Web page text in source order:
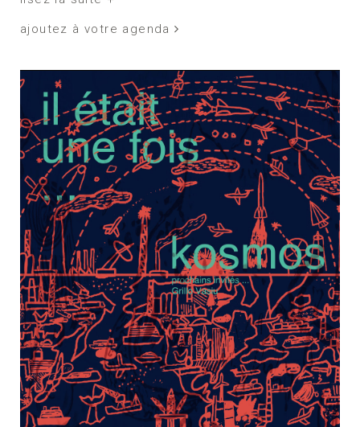
ajoutez à votre agenda